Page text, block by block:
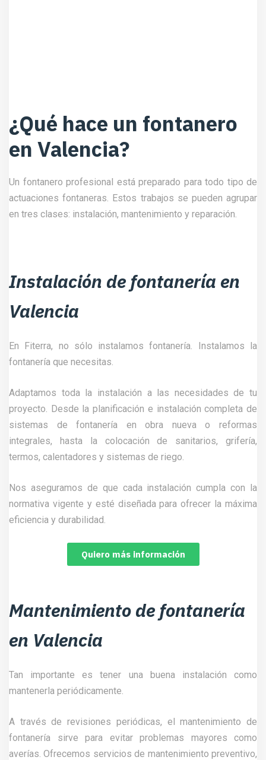
¿Qué hace un fontanero
en Valencia?
Un fontanero profesional está preparado para todo tipo de
actuaciones fontaneras. Estos trabajos se pueden agrupar
en tres clases: instalación, mantenimiento y reparación.
Instalación de fontanería en
Valencia
En Fiterra, no sólo instalamos fontanería. Instalamos la
fontanería que necesitas.
Adaptamos toda la instalación a las necesidades de tu
proyecto. Desde la planificación e instalación completa de
sistemas de fontanería en obra nueva o reformas
integrales, hasta la colocación de sanitarios, grifería,
termos, calentadores y sistemas de riego.
Nos aseguramos de que cada instalación cumpla con la
normativa vigente y esté diseñada para ofrecer la máxima
eficiencia y durabilidad.
Quiero más información
Mantenimiento de fontanería
en Valencia
Tan importante es tener una buena instalación como
mantenerla periódicamente.
A través de revisiones periódicas, el mantenimiento de
fontanería sirve para evitar problemas mayores como
averías. Ofrecemos servicios de mantenimiento preventivo,